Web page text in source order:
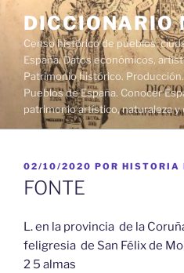
contenido
DICCIONARIO
Censo histórico de pueblos,
España. Datos económicos,
Patrimonio histórico.
Pueblos de España. Conocer
patrimonio artístico, naturaleza y
PUBLICADO
EL
02/10/2020 POR HISTORIA
FONTE
L. en la provincia de la
feligresia de San Félix de
2 5 almas